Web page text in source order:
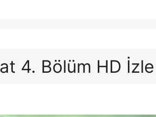
4. Bölüm HD İzle